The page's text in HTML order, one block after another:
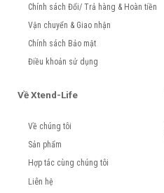
Chính sách Đổi/ Trả hàng & Hoàn tiền
Vận chuyển & Giao nhận
Chính sách Bảo mật
Điều khoản sử dụng
Về Xtend-Life
Về chúng tôi
Sản phẩm
Hợp tác cùng chúng tôi
Liên hệ